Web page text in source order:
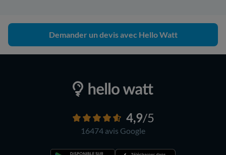
Demander un devis avec Hello Watt
4,9/5
16474 avis Google